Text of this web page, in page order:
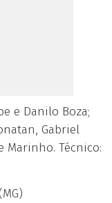
e Danilo Boza;
Gabriel
Marinho. Técnico: